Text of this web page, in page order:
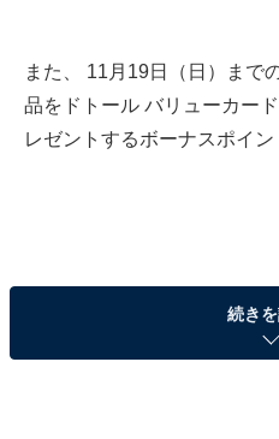
また、 11月19日（日）まで
品をドトール バリューカー
レゼントするボーナスポイン
続き